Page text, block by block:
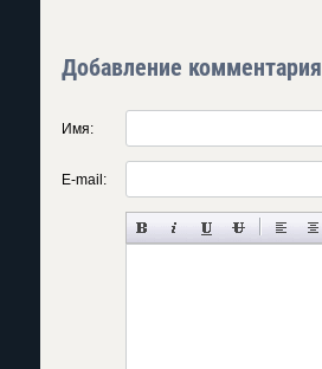
Добавление комментария
Имя:
E-mail: